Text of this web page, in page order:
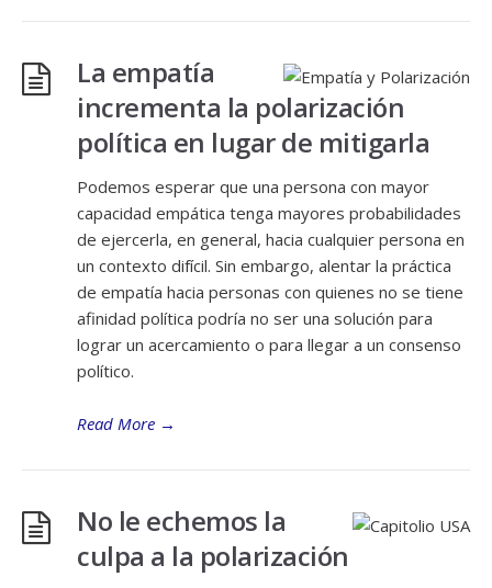
La empatía
incrementa la polarización
política en lugar de mitigarla
Podemos esperar que una persona con mayor
capacidad empática tenga mayores probabilidades
de ejercerla, en general, hacia cualquier persona en
un contexto difícil. Sin embargo, alentar la práctica
de empatía hacia personas con quienes no se tiene
afinidad política podría no ser una solución para
lograr un acercamiento o para llegar a un consenso
político.
Read More →
No le echemos la
culpa a la polarización